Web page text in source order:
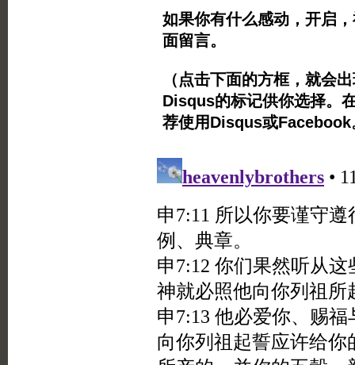
如果你有什么感动，开启
面留言。
（点击下面的方框，就会
Disqus的标记供你选择。
荐使用Disqus或